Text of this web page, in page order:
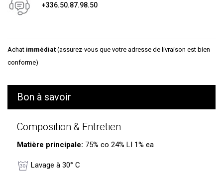
+336.50.87.98.50
Achat immédiat (assurez-vous que votre adresse de livraison est bien
conforme)
Bon à savoir
Composition & Entretien
Matière principale: 75% co 24% LI 1% ea
Lavage à 30° C